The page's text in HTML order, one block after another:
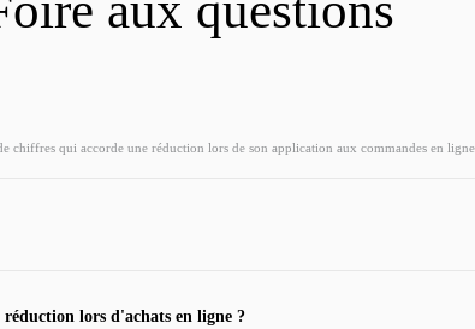
chiffres qui accorde une réduction lors de son application aux commandes en
réduction lors d'achats en ligne ?